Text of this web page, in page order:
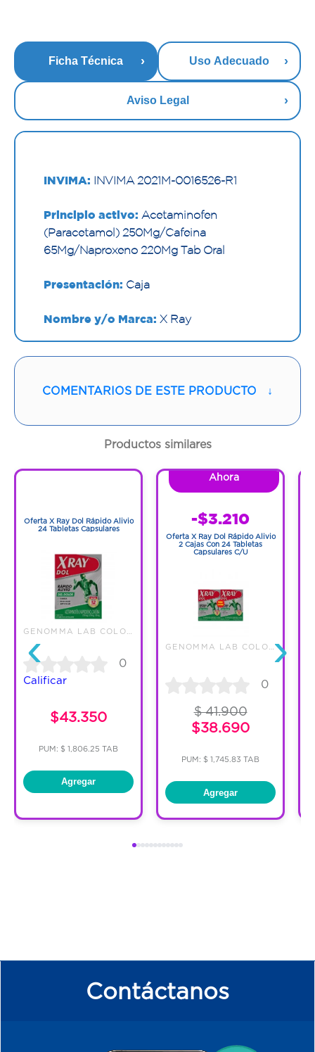
Ficha Técnica Uso Adecuado
Aviso Legal
INVIMA: INVIMA 2021M-0016526-R1
Principio activo: Acetaminofen
(Paracetamol) 250Mg/Cafeina
65Mg/Naproxeno 220Mg Tab Oral
Presentación: Caja
Nombre y/o Marca: X Ray
Proveedor:GENOMMA LAB COLOMBIA
Contenido:1 Und
Cantidad:12 Tabletas
COMENTARIOS DE ESTE PRODUCTO ↓
Productos similares
‹
Oferta X Ray Dol Rápido Alivio
24 Tabletas Capsulares
0
Calificar
$43.350
PUM: $ 1,806.25 TAB
Agregar
Ahora
-$3.210
Oferta X Ray Dol Rápido Alivio
2 Cajas Con 24 Tabletas
Capsulares C/U
0
$ 41.900
$38.690
PUM: $ 1,745.83 TAB
Agregar
›
Contáctanos